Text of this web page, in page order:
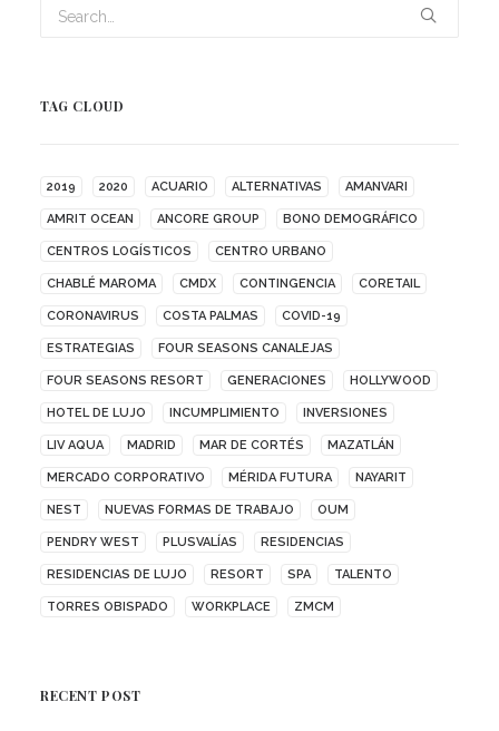
TAG CLOUD
2019 2020 ACUARIO ALTERNATIVAS AMANVARI
AMRIT OCEAN ANCORE GROUP BONO DEMOGRÁFICO
CENTROS LOGÍSTICOS CENTRO URBANO
CHABLÉ MAROMA CMDX CONTINGENCIA CORETAIL
CORONAVIRUS COSTA PALMAS COVID-19
ESTRATEGIAS FOUR SEASONS CANALEJAS
FOUR SEASONS RESORT GENERACIONES HOLLYWOOD
HOTEL DE LUJO INCUMPLIMIENTO INVERSIONES
LIV AQUA MADRID MAR DE CORTÉS MAZATLÁN
MERCADO CORPORATIVO MÉRIDA FUTURA NAYARIT
NEST NUEVAS FORMAS DE TRABAJO OUM
PENDRY WEST PLUSVALÍAS RESIDENCIAS
RESIDENCIAS DE LUJO RESORT SPA TALENTO
TORRES OBISPADO WORKPLACE ZMCM
RECENT POST